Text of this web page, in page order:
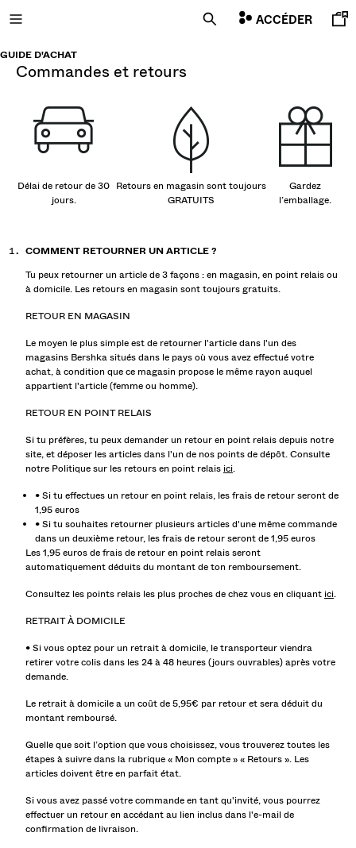
GUIDE D'ACHAT
ACCÉDER
commandes et retours
Délai de retour de 30
jours.
Retours en magasin sont toujours
GRATUITS
Gardez
l’emballage.
COMMENT RETOURNER UN ARTICLE ?
Tu peux retourner un article de 3 façons : en magasin, en point relais ou
à domicile. Les retours en magasin sont toujours gratuits.
RETOUR EN MAGASIN
Le moyen le plus simple est de retourner l'article dans l'un des
magasins Bershka situés dans le pays où vous avez effectué votre
achat, à condition que ce magasin propose le même rayon auquel
appartient l'article (femme ou homme).
RETOUR EN POINT RELAIS
Si tu préfères, tu peux demander un retour en point relais depuis notre
site, et déposer les articles dans l'un de nos points de dépôt. Consulte
notre Politique sur les retours en point relais ici.
• Si tu effectues un retour en point relais, les frais de retour seront de
1,95 euros
• Si tu souhaites retourner plusieurs articles d'une même commande
dans un deuxième retour, les frais de retour seront de 1,95 euros
Les 1,95 euros de frais de retour en point relais seront
automatiquement déduits du montant de ton remboursement.
Consultez les points relais les plus proches de chez vous en cliquant ici.
RETRAIT À DOMICILE
• Si vous optez pour un retrait à domicile, le transporteur viendra
retirer votre colis dans les 24 à 48 heures (jours ouvrables) après votre
demande.
Le retrait à domicile a un coût de 5,95€ par retour et sera déduit du
montant remboursé.
Quelle que soit l’option que vous choisissez, vous trouverez toutes les
étapes à suivre dans la rubrique « Mon compte » « Retours ». Les
articles doivent être en parfait état.
Si vous avez passé votre commande en tant qu'invité, vous pourrez
effectuer un retour en accédant au lien inclus dans l'e-mail de
confirmation de livraison.
NOUVEAUTÉS
CURATED BY
COMBO WINS %
SHIRTS ET POLOS
ET GILETS
DE BAIN
SELLERS
SPÉCIAUX
MUSIC
CARTE CADEAU MMBRS